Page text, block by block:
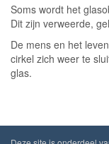
Soms wordt het
Dit zijn verweerde,
De mens en het
cirkel zich weer te
glas.